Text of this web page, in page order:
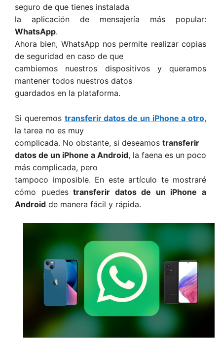
seguro de que tienes instalada
la aplicación de mensajería más popular:
WhatsApp.
Ahora bien, WhatsApp nos permite realizar copias
de seguridad en caso de que
cambiemos nuestros dispositivos y queramos
mantener todos nuestros datos
guardados en la plataforma.
Si queremos transferir datos de un iPhone a otro,
la tarea no es muy
complicada. No obstante, si deseamos transferir
datos de un iPhone a Android, la faena es un poco
más complicada, pero
tampoco imposible. En este artículo te mostraré
cómo puedestransferir datos de un iPhone a
Android de manera fácil y rápida.